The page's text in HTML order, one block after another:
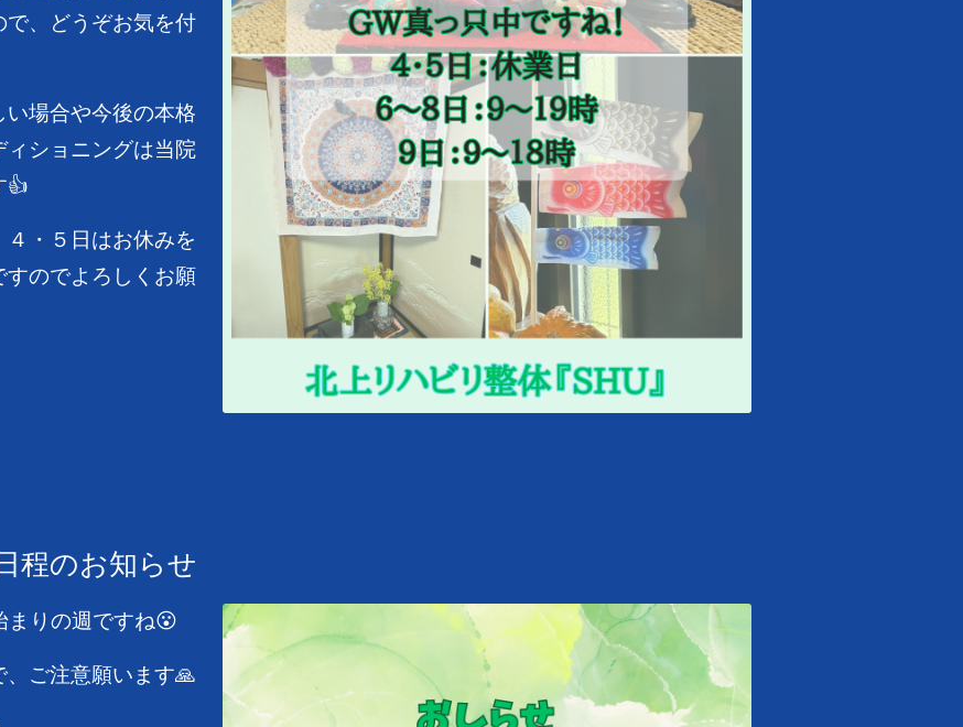
で、どうぞお気を付
場合や今後の本格
ィショニングは当院
👍
・５日はお休みを
のでよろしくお願
程のお知らせ
まりの週ですね😮
ご注意願います🙏